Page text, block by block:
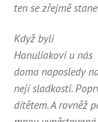
ten se zřejmě
Když byli
Hanuliakovi u nás
doma naposledy
nejí sladkosti.
dítětem. A rovněž